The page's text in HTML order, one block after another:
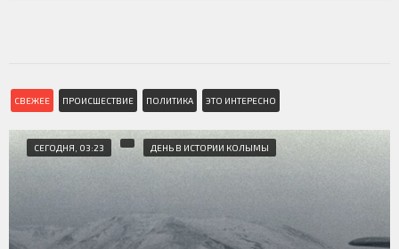
СВЕЖЕЕ ПРОИСШЕСТВИЕ ПОЛИТИКА ЭТО ИНТЕРЕСНО
СЕГОДНЯ, 03:23 ДЕНЬ В ИСТОРИИ КОЛЫМЫ